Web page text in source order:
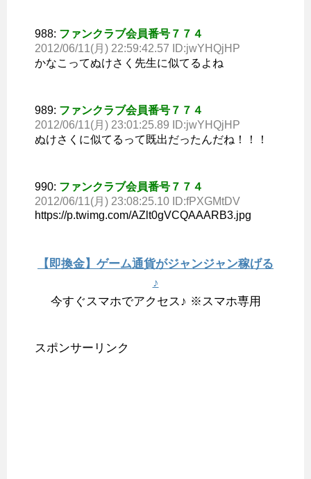
988: ファンクラブ会員番号７７４
2012/06/11(月) 22:59:42.57 ID:jwYHQjHP
かなこってぬけさく先生に似てるよね
989: ファンクラブ会員番号７７４
2012/06/11(月) 23:01:25.89 ID:jwYHQjHP
ぬけさくに似てるって既出だったんだね！！！
990: ファンクラブ会員番号７７４
2012/06/11(月) 23:08:25.10 ID:fPXGMtDV
https://p.twimg.com/AZlt0gVCQAAARB3.jpg
【即換金】ゲーム通貨がジャンジャン稼げる
♪
今すぐスマホでアクセス♪ ※スマホ専用
スポンサーリンク